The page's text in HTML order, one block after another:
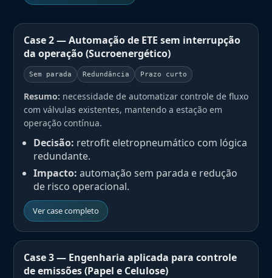
Case 2 — Automação de ETE sem interrupção
da operação (Sucroenergético)
Sem parada Redundância Prazo curto
Resumo: necessidade de automatizar controle de fluxo
com válvulas existentes, mantendo a estação em
operação contínua.
Decisão: retrofit eletropneumático com lógica
redundante.
Impacto: automação sem parada e redução
de risco operacional.
Ver case completo
Case 3 — Engenharia aplicada para controle
de emissões (Papel e Celulose)